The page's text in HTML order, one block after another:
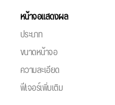
หน้าจอแสดงผล
ประเภท
ขนาดหน้าจอ
ความละเอียด
ฟีเจอร์เพิ่มเติม